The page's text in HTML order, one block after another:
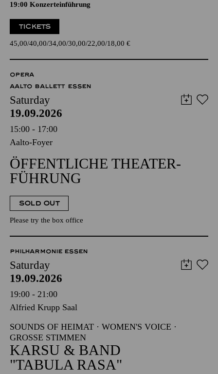
19:00 Konzerteinführung
TICKETS
45,00 40,00 34,00 30,00 22,00 18,00 €
OPERA
AALTO BALLETT ESSEN
Saturday
19.09.2026
15:00 - 17:00
Aalto-Foyer
ÖFFENTLICHE THEATER­
FÜHRUNG
SOLD OUT
Please try the box office
PHILHARMONIE ESSEN
Saturday
19.09.2026
19:00 - 21:00
Alfried Krupp Saal
SOUNDS OF HEIMAT · WOMEN'S VOICE ·
GROSSE STIMMEN
KARSU & BAND
"TABULA RASA"